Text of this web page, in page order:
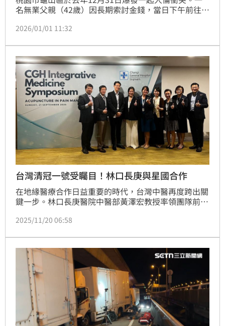
名無業父親（42歲）因長期索討金錢，當日下午前往兒
子一時情緒失控，持刀砍傷父親頭部，造成5公分撕裂
依殺人未遂等罪嫌送辦。
2026/01/01 11:32
台灣清冠一號受矚目！林口長庚與星國合作
在地緣醫療合作日益重要的時代，台灣中醫再度跨出關
鍵一步。林口長庚醫院中醫部黃澤宏教授率領團隊前往
成功完成2025年「新南向中醫藥國際交流計劃」階段
灣中醫推向國際舞台，建立全新的亞太醫療合作模式。
2025/11/20 06:58